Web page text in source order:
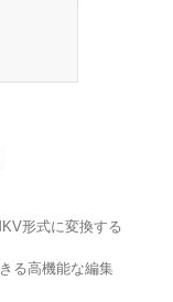
形式に変換する
る高機能な編集